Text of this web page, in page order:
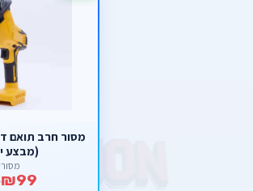
(מבצע
₪99